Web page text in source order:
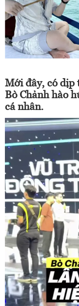
Mới đây, có dịp
Bò Chảnh hào
cá nhân.